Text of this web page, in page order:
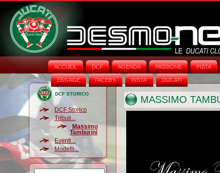
ACCUEIL DCF AGENDA PASSIONE PISTA
ENGAGE FACEB'K INSTA‘ DUCATI
DCF STORICO
DCF Storico
Tributi...
Massimo
Tamburini
Eventi...
Modelli...
MASSIMO